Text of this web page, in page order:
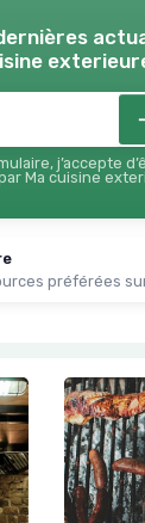
j’accepte
Ma cuisine
préférées